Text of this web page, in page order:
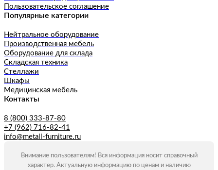
Пользовательское соглашение
Популярные категории
Нейтральное оборудование
Производственная мебель
Оборудование для склада
Складская техника
Стеллажи
Шкафы
Медицинская мебель
Контакты
8 (800) 333-87-80
+7 (962) 716-82-41
info@metall-furniture.ru
Внимание пользователям! Вся информация носит справочный
характер. Актуальную информацию по ценам и наличию